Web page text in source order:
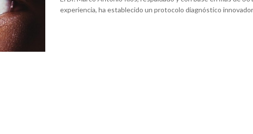
experiencia, ha establecido un protocolo diagnóstico innovador